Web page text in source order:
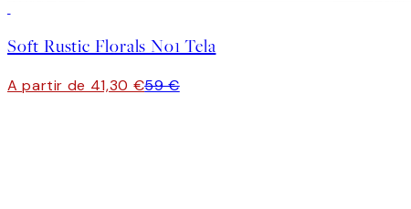
Soft Rustic Florals No1 Tela
A partir de 41,30 €59 €